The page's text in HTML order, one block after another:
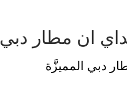
ان مطار دبي